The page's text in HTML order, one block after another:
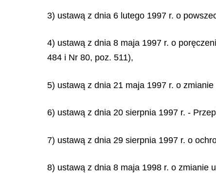
3) ustawą z dnia 6 lutego 1997 r. o
4) ustawą z dnia 8 maja 1997 r. o
484 i Nr 80, poz. 511),
5) ustawą z dnia 21 maja 1997 r. o
6) ustawą z dnia 20 sierpnia 1997 r. -
7) ustawą z dnia 29 sierpnia 1997 r. o
8) ustawą z dnia 8 maja 1998 r. o zmianie